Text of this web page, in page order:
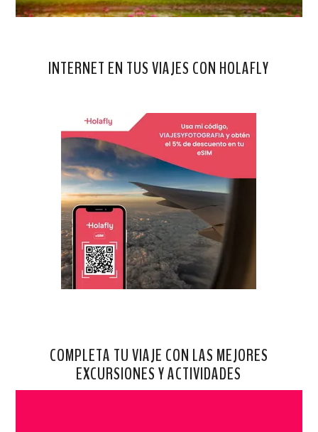
INTERNET EN TUS VIAJES CON HOLAFLY
COMPLETA TU VIAJE CON LAS MEJORES
EXCURSIONES Y ACTIVIDADES